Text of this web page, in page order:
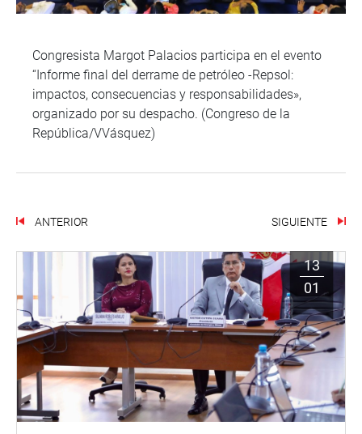
Congresista Margot Palacios participa en el evento
“Informe final del derrame de petróleo -Repsol:
impactos, consecuencias y responsabilidades»,
organizado por su despacho. (Congreso de la
República/VVásquez)
ANTERIOR SIGUIENTE
13
01